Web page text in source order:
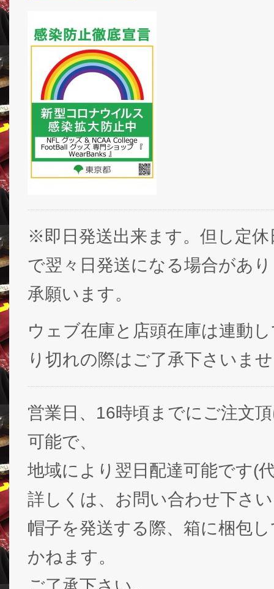
※即日発送出来ます。但し定休
で翌々日発送になる場合があ
承願います。
ウェブ在庫と店頭在庫は連動
り切れの際はご了承下さいま
営業日、16時頃までにご注文
可能で、
地域により翌日配達可能です(
詳しくは、お問い合わせ下さ
帽子を発送する際、箱に梱包
かねます。